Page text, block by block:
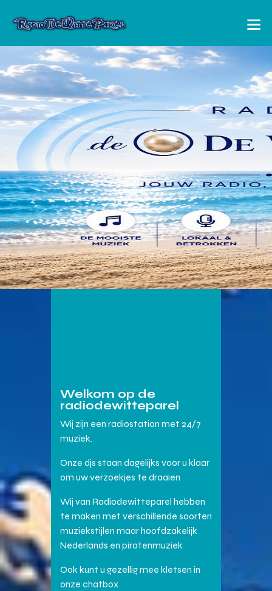
Welkom op de
radiodewitteparel
Wij zijn een radiostation met 24/7
muziek.
Onze djs staan dagelijks voor u klaar
om uw verzoekjes te draaien
Wij van Radiodewitteparel hebben
te maken met verschillende soorten
muziekstijlen maar hoofdzakelijk
Nederlands en piratenmuziek
Ook kunt u gezellig mee kletsen in
onze chatbox